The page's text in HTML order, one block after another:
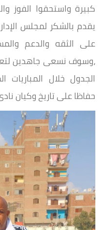
كبيرة واستحقوا الفوز
يقدم بالشكر لمجلس
على الثقه والدعم
،وسوف نسعى جاهدين
الجدول خلال
حفاظا على تاريخ وكيان